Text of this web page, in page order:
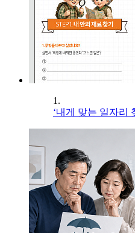
1.
‘내게 맞는 일자리